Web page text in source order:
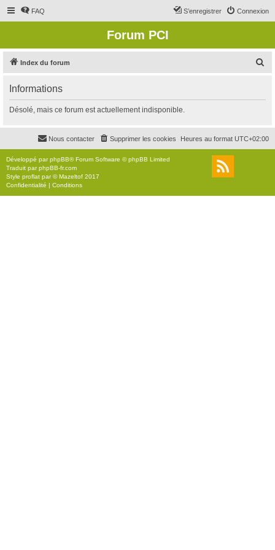
FAQ Connexion
S’enregistrer
Forum PCI
Index du forum
r
c
r
Informations
Désolé, mais ce forum est actuellement indisponible.
Heures au format UTC+02:00
Supprimer les cookies
Nous contacter
Développé parphpBB® Forum Software © phpBB Limited
Traduit parphpBB-fr.com
Style proflat par ©Mazeltof 2017
Confidentialité | Conditions